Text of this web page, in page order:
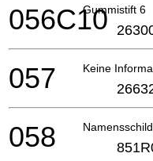
Gummistift 6
056C10
Keine
057
058